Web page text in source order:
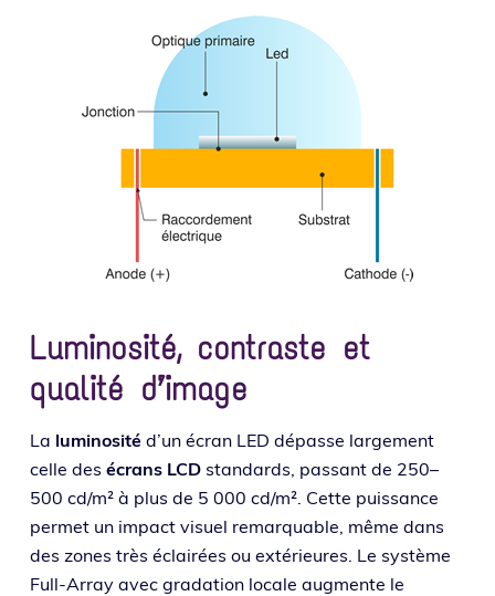
Luminosité, contraste et
qualité d’image
La lumi­no­si­té d’un écran LED dépasse lar­ge­ment
celle des écrans LCDstan­dards, pas­sant de 250–
500 cd/m² à plus de 5 000 cd/m². Cette puis­sance
per­met un impact visuel remar­quable, même dans
des zones très éclai­rées ou exté­rieures. Le sys­tème
Full-Array avec gra­da­tion locale aug­mente le